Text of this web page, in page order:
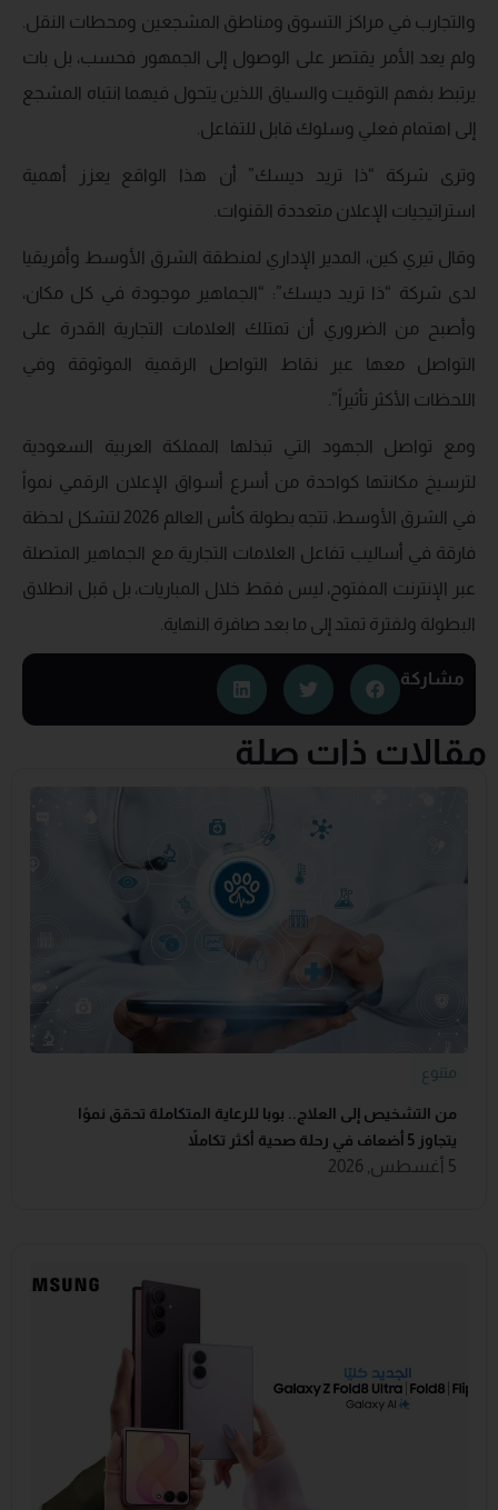
والتجارب في مراكز التسوق ومناطق المشجعين ومحطات النقل.
ولم يعد الأمر يقتصر على الوصول إلى الجمهور فحسب، بل بات
يرتبط بفهم التوقيت والسياق اللذين يتحول فيهما انتباه المشجع
إلى اهتمام فعلي وسلوك قابل للتفاعل.
وترى شركة “ذا تريد ديسك” أن هذا الواقع يعزز أهمية
استراتيجيات الإعلان متعددة القنوات.
وقال تيري كين، المدير الإداري لمنطقة الشرق الأوسط وأفريقيا
لدى شركة “ذا تريد ديسك”: “الجماهير موجودة في كل مكان،
وأصبح من الضروري أن تمتلك العلامات التجارية القدرة على
التواصل معها عبر نقاط التواصل الرقمية الموثوقة وفي
اللحظات الأكثر تأثيراً”.
ومع تواصل الجهود التي تبذلها المملكة العربية السعودية
لترسيخ مكانتها كواحدة من أسرع أسواق الإعلان الرقمي نمواً
في الشرق الأوسط، تتجه بطولة كأس العالم 2026 لتشكل لحظة
فارقة في أساليب تفاعل العلامات التجارية مع الجماهير المتصلة
عبر الإنترنت المفتوح، ليس فقط خلال المباريات، بل قبل انطلاق
البطولة ولفترة تمتد إلى ما بعد صافرة النهاية.
مشاركة
مقالات ذات صلة
متنوع
من التشخيص إلى العلاج.. بوبا للرعاية المتكاملة تحقق نموًا
يتجاوز 5 أضعاف في رحلة صحية أكثر تكاملاً
5 أغسطس, 2026